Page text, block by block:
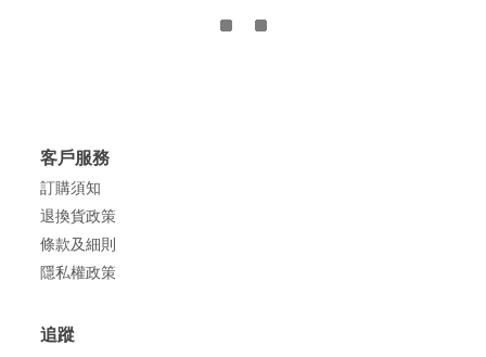
客戶服務
訂購須知
退換貨政策
條款及細則
隱私權政策
追蹤